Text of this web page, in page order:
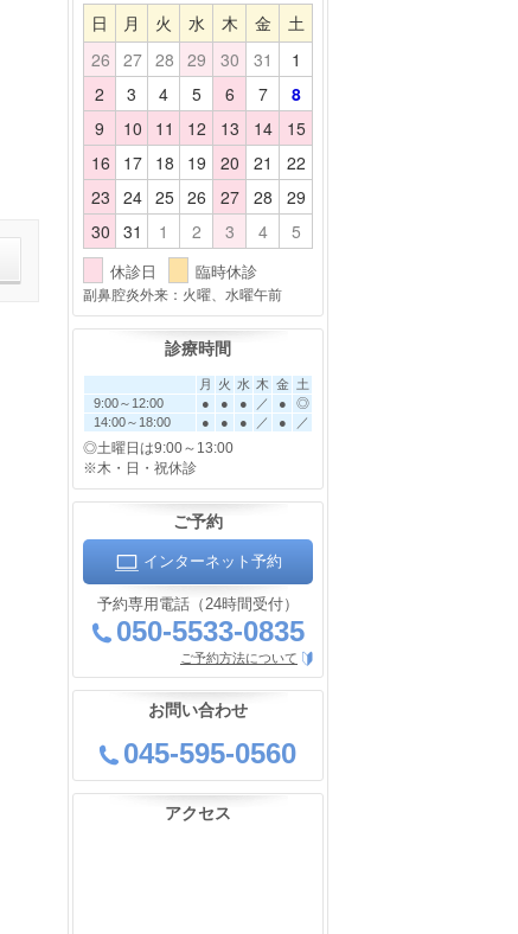
日 月 火 水 木 金
土
26 27 28 29 30 31
1
2
3 4 5 6 7
8
9
10 11 12 13 14
15
16
17 18 19 20 21
22
23 24 25 26 27 28
29
30 31 1 2 3 4 5
休診日 臨時休診
副鼻腔炎外来：火曜、水曜午前
診療時間
月 火 水 木 金
土
9:00～12:00
● ● ● ／ ●
◎
14:00～18:00
● ● ● ／ ● ／
◎土曜日は9:00～13:00
※木・日・祝休診
ご予約
インターネット予約
予約専用電話（24時間受付）
050-5533-0835
ご予約方法について
お問い合わせ
045-595-0560
アクセス